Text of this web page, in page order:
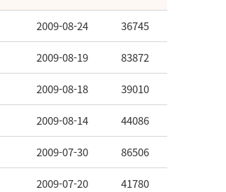
2009-08-24 36745
2009-08-19 83872
2009-08-18 39010
2009-08-14 44086
2009-07-30 86506
2009-07-20 41780